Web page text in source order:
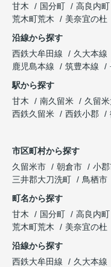
甘木
国分町 高良内町
荒木町荒木
美奈宜の杜
沿線から探す
西鉄大牟田線
久大本線
鹿児島本線
筑豊本線
駅から探す
甘木
南久留米 久留
西鉄久留米
西鉄小郡
市区町村から探す
久留米市
朝倉市 小
三井郡大刀洗町
鳥栖市
町名から探す
甘木
国分町 高良内町
荒木町荒木
美奈宜の杜
沿線から探す
西鉄大牟田線
久大本線